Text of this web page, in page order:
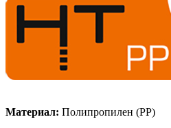
Материал: Полипропилен (PP)